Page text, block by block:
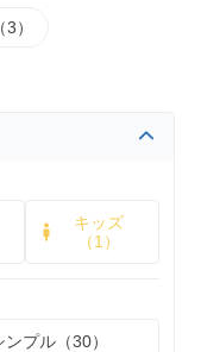
）
キッズ
（1）
ンプル（30）